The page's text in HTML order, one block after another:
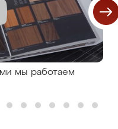
мы работаем